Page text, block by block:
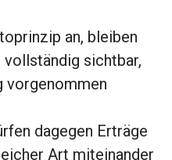
an, bleiben
sichtbar,
vorgenommen
dagegen Erträge
Art miteinander